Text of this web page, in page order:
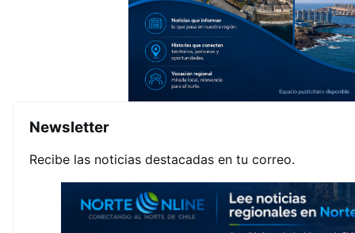
Newsletter
Recibe las noticias destacadas en tu correo.